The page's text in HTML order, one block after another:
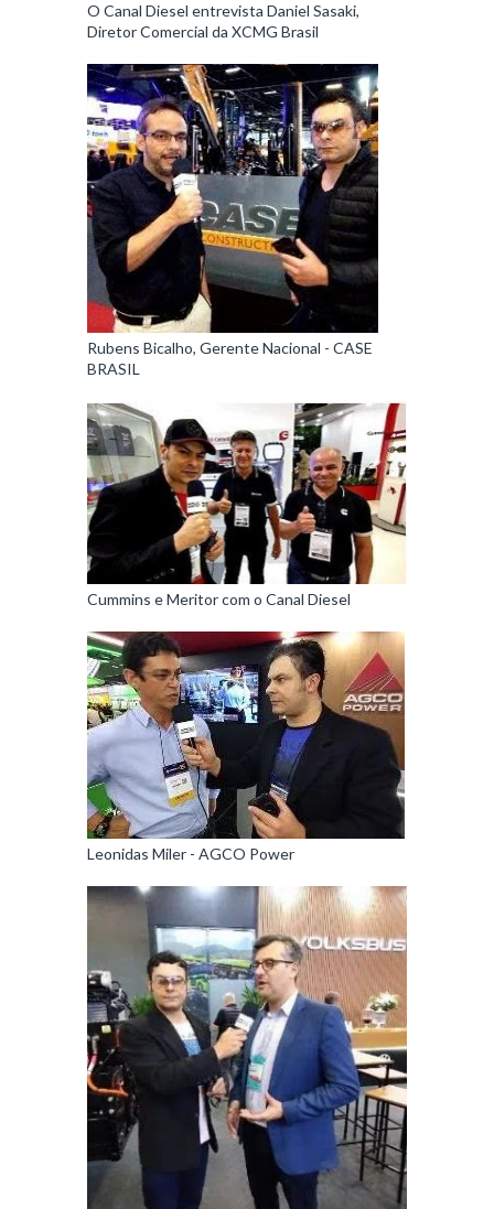
O Canal Diesel entrevista Daniel Sasaki,
Diretor Comercial da XCMG Brasil
Rubens Bicalho, Gerente Nacional - CASE
BRASIL
Cummins e Meritor com o Canal Diesel
Leonidas Miler - AGCO Power